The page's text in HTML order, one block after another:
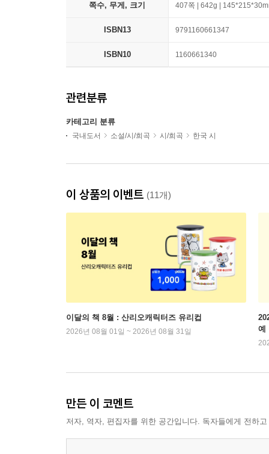
쪽수, 무게, 크기 407쪽 | 642g |
ISBN13 9791160661347
ISBN10 1160661340
관련분류
카테고리 분류
국내도서 소설/시/희곡 시/희곡 한국 시
이 상품의 이벤트 (11개)
이달의 책 8월 : 산리오캐릭터즈 유리컵
2026년 08월 01일 ~ 2026년 08월 31일
예
만든 이 코멘트
저자, 역자, 편집자를 위한 공간입니다. 독자들에게 전하